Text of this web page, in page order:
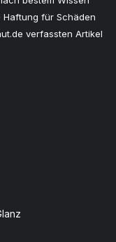
für Schäden
verfassten Artikel